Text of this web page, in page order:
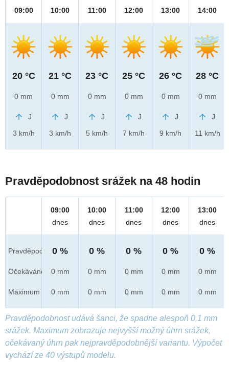
09:00
20 °C
0 mm
J
3 km/h
10:00
21 °C
0 mm
J
3 km/h
11:00
23 °C
0 mm
J
5 km/h
12:00
25 °C
0 mm
J
7 km/h
13:00
26 °C
0 mm
J
9 km/h
14:00
28 °C
0 mm
J
11 km/h
Pravděpodobnost srážek na 48 hodin
Pravděpod.
Očekáváno
Maximum
09:00
dnes
0 %
0 mm
0 mm
10:00
dnes
0 %
0 mm
0 mm
11:00
dnes
0 %
0 mm
0 mm
12:00
dnes
0 %
0 mm
0 mm
13:00
dnes
0 %
0 mm
0 mm
Pravděpodobnost udává šanci, že spadne alespoň 0,1 mm
srážek. Maximum zobrazuje nejvyšší možný úhrn srážek,
očekávaný úhrn pak nejpravděpodobnější variantu. Výpočet
vychází ze 40 výstupů modelu.